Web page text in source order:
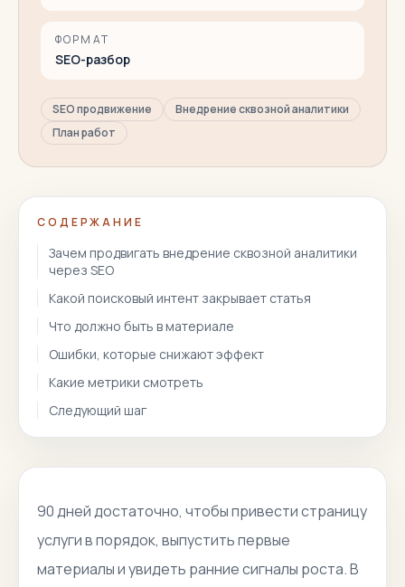
ФОРМАТ
SEO-разбор
SEO продвижение
Внедрение сквозной аналитики
План работ
СОДЕРЖАНИЕ
Зачем продвигать внедрение сквозной аналитики
через SEO
Какой поисковый интент закрывает статья
Что должно быть в материале
Ошибки, которые снижают эффект
Какие метрики смотреть
Следующий шаг
90 дней достаточно, чтобы привести страницу
услуги в порядок, выпустить первые
материалы и увидеть ранние сигналы роста. В